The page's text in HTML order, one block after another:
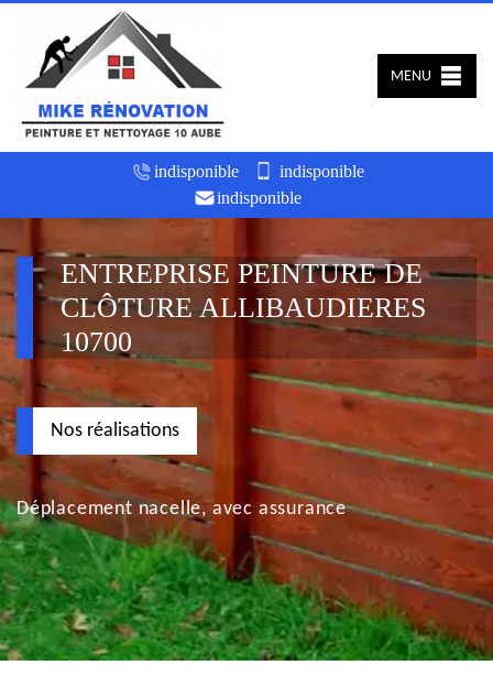
indisponible
indisponible
indisponible
MENU
ENTREPRISE PEINTURE DE
CLÔTURE ALLIBAUDIERES
10700
Nos réalisations
Déplacement nacelle, avec assurance